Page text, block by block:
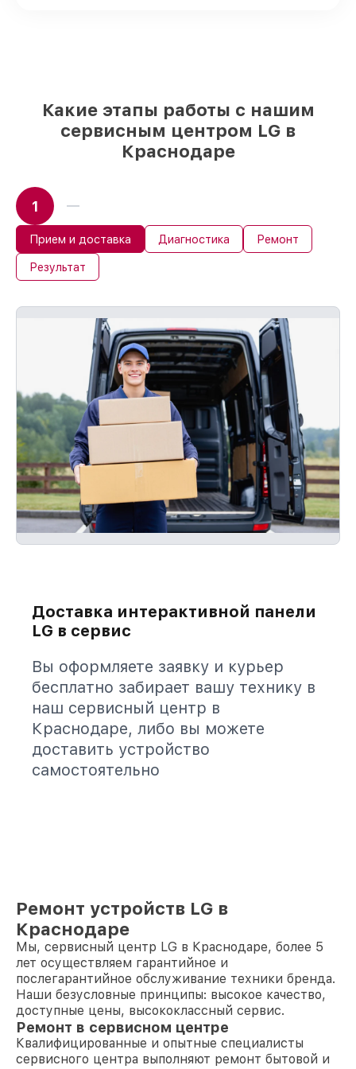
Какие этапы работы с нашим
сервисным центром LG в
Краснодаре
1
Прием и доставка Диагностика Ремонт
Результат
Доставка интерактивной панели
LG в сервис
Вы оформляете заявку и курьер
бесплатно забирает вашу технику в
наш сервисный центр в
Краснодаре, либо вы можете
доставить устройство
самостоятельно
Ремонт устройств LG в
Краснодаре
Мы, сервисный центр LG в Краснодаре, более 5
лет осуществляем гарантийное и
послегарантийное обслуживание техники бренда.
Наши безусловные принципы: высокое качество,
доступные цены, высококлассный сервис.
Ремонт в сервисном центре
Квалифицированные и опытные специалисты
сервисного центра выполняют ремонт бытовой и